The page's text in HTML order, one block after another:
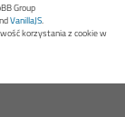
Group
VanillaJS.
korzystania z cookie w